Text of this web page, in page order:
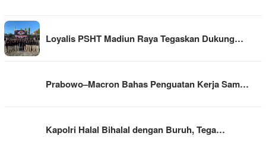
Loyalis PSHT Madiun Raya Tegaskan Dukung…
Prabowo–Macron Bahas Penguatan Kerja Sam…
Kapolri Halal Bihalal dengan Buruh, Tega…